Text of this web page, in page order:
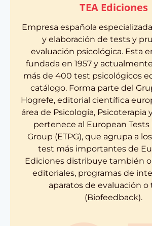
TEA Ediciones
Empresa española
y elaboración de tests y
evaluación psicológica. Esta
fundada en 1957 y
más de 400 test psicológicos
catálogo. Forma parte del
Hogrefe, editorial científica
área de Psicología, Psicoterapia
pertenece al European Tests
Group (ETPG), que agrupa a
test más importantes de
Ediciones distribuye también
editoriales, programas de
aparatos de evaluación o
(Biofeedback).